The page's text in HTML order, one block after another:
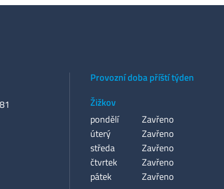
Provozní doba příští týden
Žižkov
pondělí
Zavřeno
úterý
Zavřeno
středa
Zavřeno
čtvrtek
Zavřeno
pátek
Zavřeno